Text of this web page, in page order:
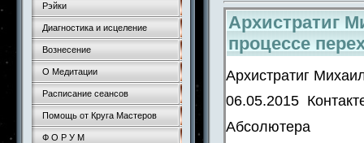
Рэйки
Диагностика и исцеление
Вознесение
О Медитации
Расписание сеансов
Помощь от Круга Мастеров
Ф О Р У М
Архистратиг
процессе
Архистратиг
06.05.2015
Абсолютера